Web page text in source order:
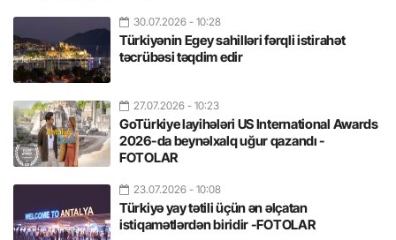
30.07.2026 - 10:28
Türkiyənin Egey sahilləri fərqli istirahət
təcrübəsi təqdim edir
27.07.2026 - 10:23
GoTürkiye layihələri US International Awards
2026-da beynəlxalq uğur qazandı -
FOTOLAR
23.07.2026 - 10:08
Türkiyə yay tətili üçün ən əlçatan
istiqamətlərdən biridir -FOTOLAR